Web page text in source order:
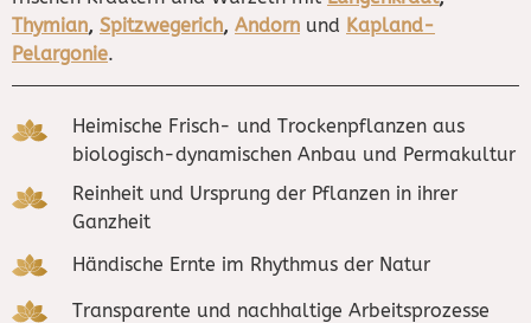
Thymian, Spitzwegerich, Andorn und Kapland-
Pelargonie.
Heimische Frisch- und Trockenpflanzen aus
biologisch-dynamischen Anbau und Permakultur
Reinheit und Ursprung der Pflanzen in ihrer
Ganzheit
Händische Ernte im Rhythmus der Natur
Transparente und nachhaltige Arbeitsprozesse